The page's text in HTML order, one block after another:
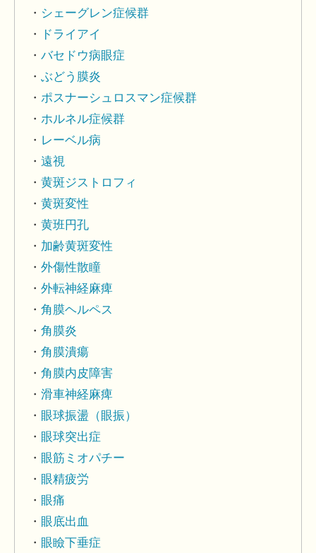
シェーグレン症候群
ドライアイ
バセドウ病眼症
ぶどう膜炎
ポスナーシュロスマン症候群
ホルネル症候群
レーベル病
遠視
黄斑ジストロフィ
黄斑変性
黄班円孔
加齢黄斑変性
外傷性散瞳
外転神経麻痺
角膜ヘルペス
角膜炎
角膜潰瘍
角膜内皮障害
滑車神経麻痺
眼球振盪（眼振）
眼球突出症
眼筋ミオパチー
眼精疲労
眼痛
眼底出血
眼瞼下垂症